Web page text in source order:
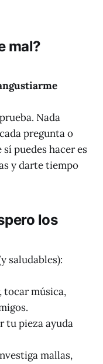
mal?
Nada
pregunta o
puedes hacer es
y darte tiempo
los
saludables):
tocar música,
tu pieza ayuda
mallas,